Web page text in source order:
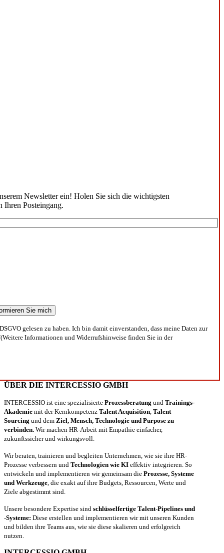
Newsletter ein! Holen Sie sich die wichtigsten
Ihren Posteingang.
gelesen zu haben. Ich bin damit einverstanden, dass meine Daten zur
Informationen und Widerrufshinweise finden Sie in der
ÜBER DIE INTERCESSIO GMBH
INTERCESSIO ist eine spezialisierte Prozessberatung und Trainings-
Akademie mit der Kernkompetenz Talent Acquisition Talent
Sourcing und dem Ziel, Mensch, Technologie und Purpose zu
verbinden. Wir machen HR-Arbeit mit Empathie einfacher,
zukunftssicher und wirkungsvoll.
Wir beraten, trainieren und begleiten Unternehmen, wie sie ihre HR-
Prozesse verbessern und Technologien wie KI effektiv integrieren. So
entwickeln und implementieren wir gemeinsam die Prozesse, Systeme
und Werkzeuge , die exakt auf ihre Budgets, Ressourcen, Werte und
Ziele abgestimmt sind.
Unsere besondere Expertise sind schlüsselfertige Talent-Pipelines und
-Systeme: Diese erstellen und implementieren wir mit unseren Kunden
und bilden ihre Teams aus, wie sie diese skalieren und erfolgreich
nutzen.